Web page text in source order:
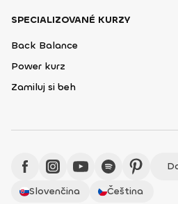
SPECIALIZOVANÉ KURZY
Back Balance
Power kurz
Zamiluj si beh
Slovenčina
Čeština